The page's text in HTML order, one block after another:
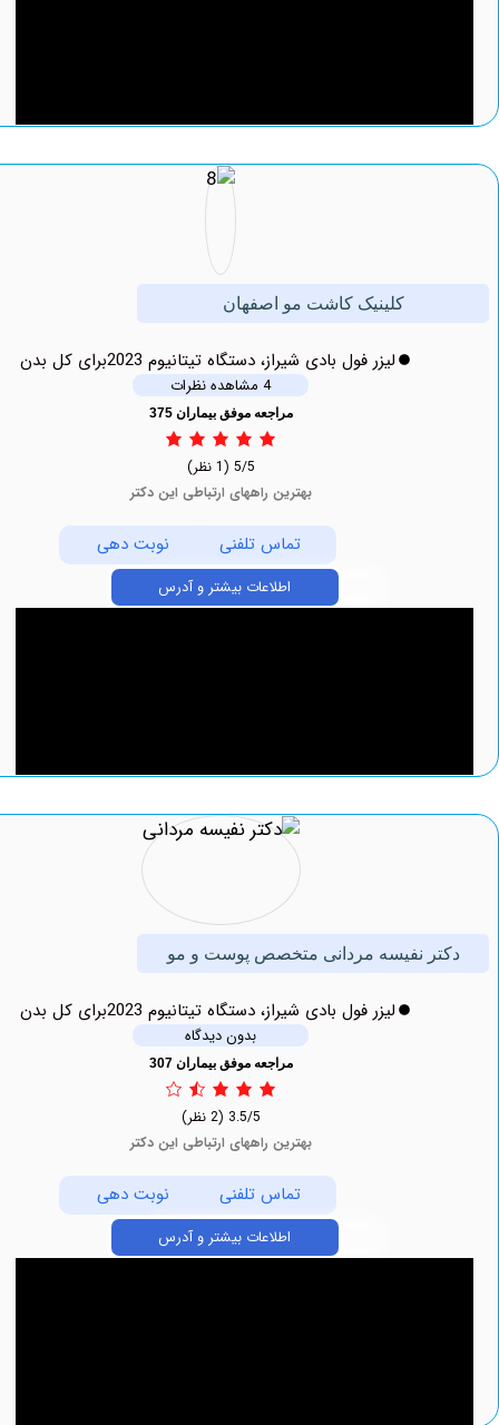
کلینیک کاشت مو اصفهان
لیزر فول بادی شیراز، دستگاه تیتانیوم 2023برای کل بدن
مراجعه موفق بیماران 375
بهترین راههای ارتباطی این دکتر
تماس تلفنی نوبت دهی
اطلاعات بیشتر و آدرس
نفیسه مردانی متخصص پوست و مو
لیزر فول بادی شیراز، دستگاه تیتانیوم 2023برای کل بدن
بدون دیدگاه
مراجعه موفق بیماران 307
بهترین راههای ارتباطی این دکتر
تماس تلفنی نوبت دهی
اطلاعات بیشتر و آدرس